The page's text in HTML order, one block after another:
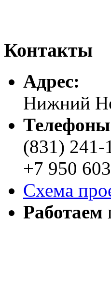
Контакты
Адреc:
Нижний
Телефоны
(831) 241-
+7 950
Схема
Работаем